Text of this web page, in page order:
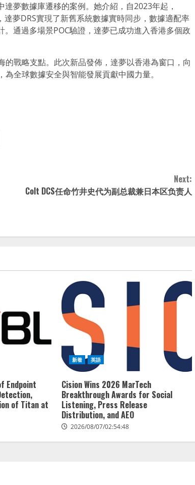
夢數據庫遷移的案例。她介紹，自2023年起，
夢DRS實現了新舊系統數據實時同步，數據適配率
通過多場景POC驗證，達夢已成功進入香港多個政
戰略支點。此次新品發佈，達夢以香港為窗口，向
全球數據安全與智能發展貢獻中國力量。
Next:
Colt DCS任命竹井史代为副总裁兼日本区负责人
Endpoint
of Titan at
新着 英語
Cision Wins 2026 MarTech
Breakthrough Awards for Social
Listening, Press Release
Distribution, and AEO
2026/08/07/02:54:48